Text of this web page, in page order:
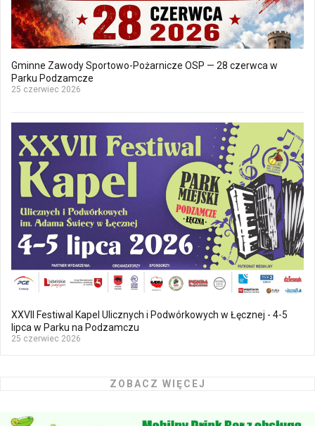
Gminne Zawody Sportowo-Pożarnicze OSP — 28 czerwca w
Parku Podzamcze
25 czerwiec 2026
XXVII Festiwal Kapel Ulicznych i Podwórkowych w Łęcznej - 4-5
lipca w Parku na Podzamczu
25 czerwiec 2026
ZOBACZ WIĘCEJ